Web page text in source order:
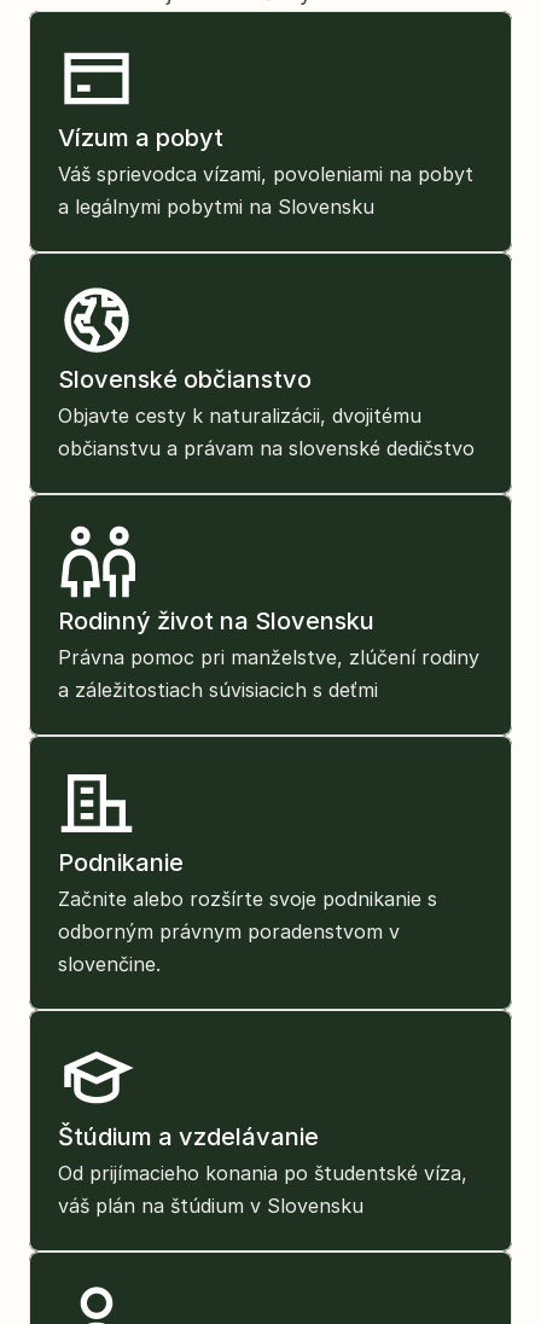
Vízum a pobyt
Váš sprievodca vízami, povoleniami na pobyt
a legálnymi pobytmi na Slovensku
Rodinný život na Slovensku
Právna pomoc pri manželstve, zlúčení rodiny
a záležitostiach súvisiacich s deťmi
Podnikanie
Začnite alebo rozšírte svoje podnikanie s
odborným právnym poradenstvom v
slovenčine.
Štúdium a vzdelávanie
Od prijímacieho konania po študentské víza,
váš plán na štúdium v Slovensku
Slovenské občianstvo
Objavte cesty k naturalizácii, dvojitému
občianstvu a právam na slovenské dedičstvo